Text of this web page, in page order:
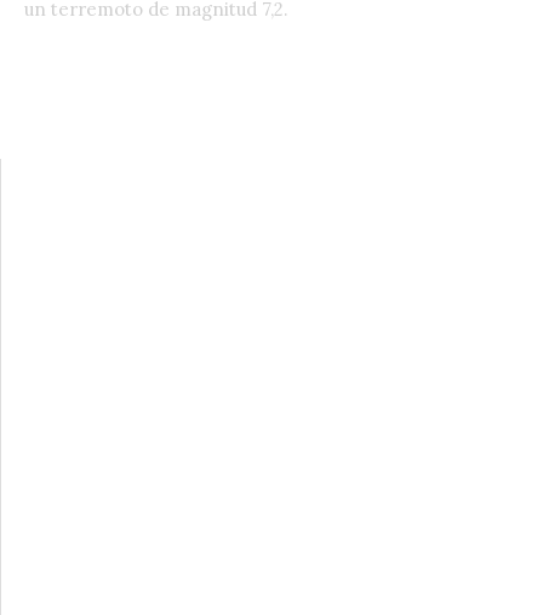
un terremoto de magnitud 7,2.